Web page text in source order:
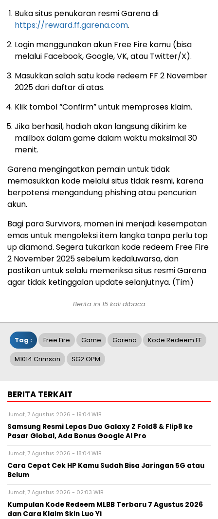
Buka situs penukaran resmi Garena di
https://reward.ff.garena.com.
Login menggunakan akun Free Fire kamu (bisa
melalui Facebook, Google, VK, atau Twitter/X).
Masukkan salah satu kode redeem FF 2 November
2025 dari daftar di atas.
Klik tombol “Confirm” untuk memproses klaim.
Jika berhasil, hadiah akan langsung dikirim ke
mailbox dalam game dalam waktu maksimal 30
menit.
Garena mengingatkan pemain untuk tidak
memasukkan kode melalui situs tidak resmi, karena
berpotensi mengandung phishing atau pencurian
akun.
Bagi para Survivors, momen ini menjadi kesempatan
emas untuk mengoleksi item langka tanpa perlu top
up diamond. Segera tukarkan kode redeem Free Fire
2 November 2025 sebelum kedaluwarsa, dan
pastikan untuk selalu memeriksa situs resmi Garena
agar tidak ketinggalan update selanjutnya. (Tim)
Berita ini 15 kali dibaca
Tag : Free Fire Game Garena Kode Redeem FF
M1014 Crimson SG2 OPM
BERITA TERKAIT
Jumat, 7 Agustus 2026 - 19:04 WIB
Samsung Resmi Lepas Duo Galaxy Z Fold8 & Flip8 ke
Pasar Global, Ada Bonus Google AI Pro
Jumat, 7 Agustus 2026 - 18:04 WIB
Cara Cepat Cek HP Kamu Sudah Bisa Jaringan 5G atau
Belum
Jumat, 7 Agustus 2026 - 02:03 WIB
Kumpulan Kode Redeem MLBB Terbaru 7 Agustus 2026
dan Cara Klaim Skin Luo Yi